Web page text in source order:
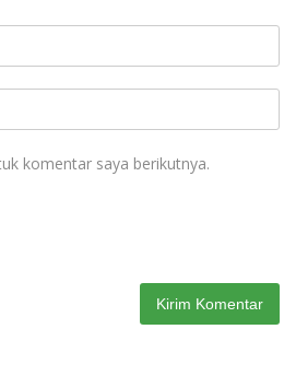
komentar saya berikutnya.